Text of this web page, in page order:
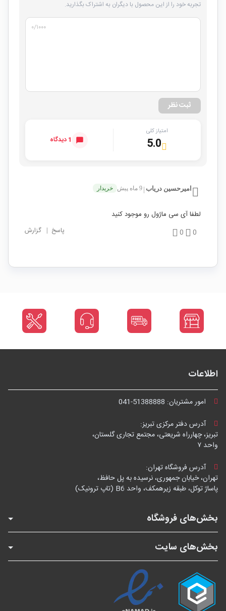
تجربه خود را از این محصول با دیگران به اشتراک بگذارید.
۰/۱۰۰۰
ثبت نظر
امتیاز کلی
5.0 1 دیدگاه
امیرحسین دریاب 9 ماه پیش خریدار
لطفا آی سی ماژول رو موجود کنید
0
0 پاسخ | گزارش
اطلاعات
امور مشتریان: 041-51388888
آدرس دفتر مرکزی تبریز:
تبریز، چهارراه شریعتی، مجتمع تجاری گلستان،
واحد ۷
آدرس فروشگاه تهران:
تهران، خیابان جمهوری، نرسیده به پل حافظ،
پاساژ توکل، طبقه زیرهمکف، واحد B6 (تاپ ترونیک)
بخش‌های فروشگاه
بخش‌های سایت